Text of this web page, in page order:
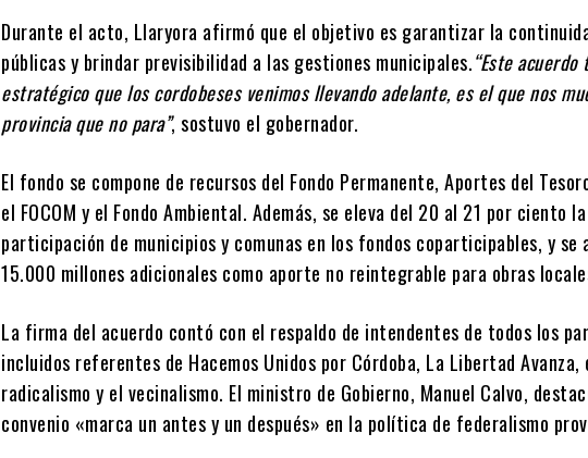
Durante el acto, Llaryora afirmó que el objetivo es garantizar la
públicas y brindar previsibilidad a las gestiones municipales.“Este
estratégico que los cordobeses venimos llevando adelante, es el que nos
provincia que no para”, sostuvo el gobernador.
El fondo se compone de recursos del Fondo Permanente, Aportes del
el FOCOM y el Fondo Ambiental. Además, se eleva del 20 al 21 por ciento la
participación de municipios y comunas en los fondos coparticipables, y se
15.000 millones adicionales como aporte no reintegrable para obras
La firma del acuerdo contó con el respaldo de intendentes de todos los
incluidos referentes de Hacemos Unidos por Córdoba, La Libertad Avanza,
radicalismo y el vecinalismo. El ministro de Gobierno, Manuel Calvo,
convenio «marca un antes y un después» en la política de federalismo